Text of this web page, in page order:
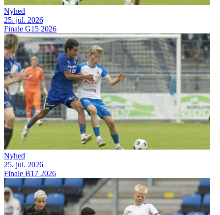
Nyhed
25. jul. 2026
Finale G15 2026
Nyhed
25. jul. 2026
Finale B17 2026